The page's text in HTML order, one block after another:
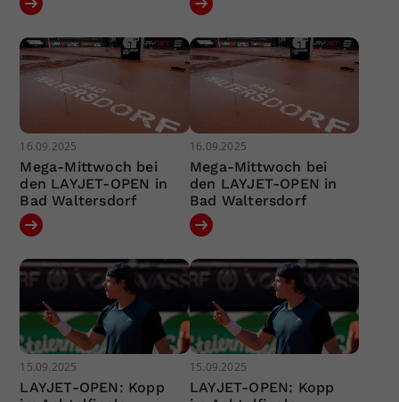
16.09.2025
Mega-Mittwoch bei
den LAYJET-OPEN in
Bad Waltersdorf
16.09.2025
Mega-Mittwoch bei
den LAYJET-OPEN in
Bad Waltersdorf
15.09.2025
LAYJET-OPEN: Kopp
15.09.2025
LAYJET-OPEN: Kopp